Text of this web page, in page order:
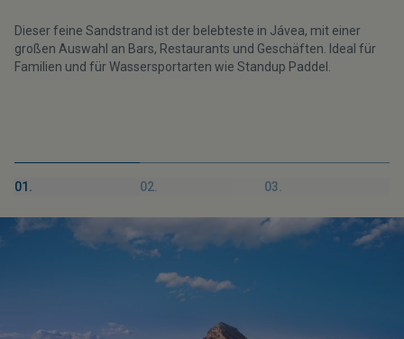
Dieser feine Sandstrand ist der belebteste in Jávea, mit einer
großen Auswahl an Bars, Restaurants und Geschäften. Ideal für
Familien und für Wassersportarten wie Standup Paddel.
01. 02. 03.